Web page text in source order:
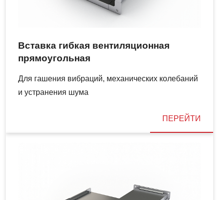
Вставка гибкая вентиляционная
прямоугольная
Для гашения вибраций, механических колебаний
и устранения шума
ПЕРЕЙТИ